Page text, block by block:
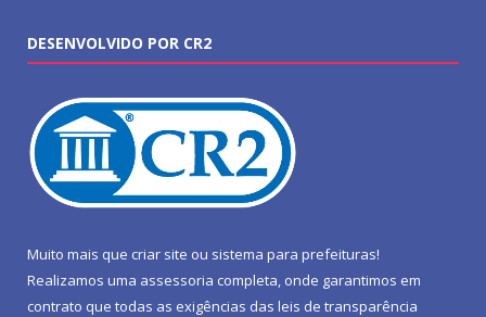
DESENVOLVIDO POR CR2
Muito mais que criar site ou sistema para prefeituras!
Realizamos uma assessoria completa, onde garantimos em
contrato que todas as exigências das leis de transparência